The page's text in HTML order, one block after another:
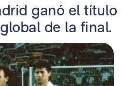
ganó el título
de la final.